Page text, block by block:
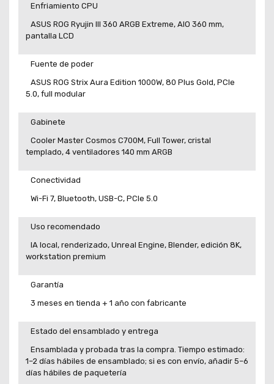
Enfriamiento CPU
ASUS ROG Ryujin III 360 ARGB Extreme, AIO 360 mm,
pantalla LCD
Fuente de poder
ASUS ROG Strix Aura Edition 1000W, 80 Plus Gold, PCIe
5.0, full modular
Gabinete
Cooler Master Cosmos C700M, Full Tower, cristal
templado, 4 ventiladores 140 mm ARGB
Conectividad
Wi-Fi 7, Bluetooth, USB-C, PCIe 5.0
Uso recomendado
IA local, renderizado, Unreal Engine, Blender, edición 8K,
workstation premium
Garantía
3 meses en tienda + 1 año con fabricante
Estado del ensamblado y entrega
Ensamblada y probada tras la compra. Tiempo estimado:
1–2 días hábiles de ensamblado; si es con envío, añadir 5–6
días hábiles de paquetería